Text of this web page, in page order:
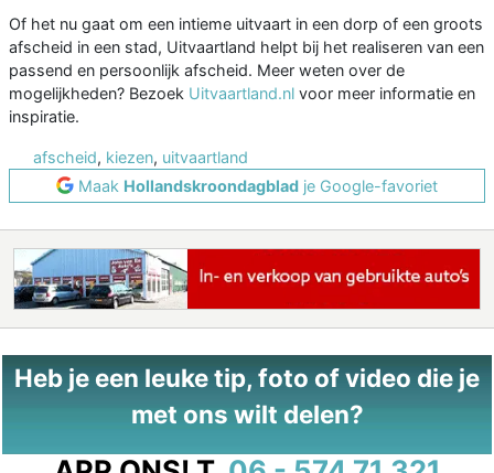
Of het nu gaat om een intieme uitvaart in een dorp of een groots
afscheid in een stad, Uitvaartland helpt bij het realiseren van een
passend en persoonlijk afscheid. Meer weten over de
mogelijkheden? Bezoek Uitvaartland.nl voor meer informatie en
inspiratie.
afscheid, kiezen, uitvaartland
Maak Hollandskroondagblad je Google-favoriet
Heb je een leuke tip, foto of video die je
met ons wilt delen?